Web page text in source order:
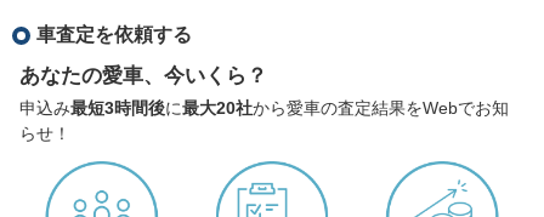
車査定を依頼する
あなたの愛車、今いくら？
申込み最短3時間後に最大20社から愛車の査定結果をWebでお知
らせ！